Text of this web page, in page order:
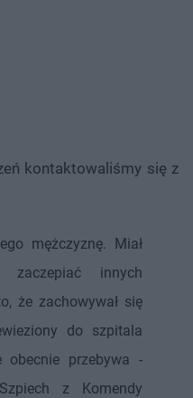
kontaktowaliśmy się z
mężczyznę. Miał
zaczepiać innych
że zachowywał się
do szpitala
obecnie przebywa -
z Komendy